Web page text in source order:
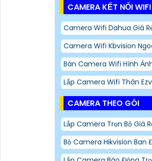
CAMERA KẾT NỐI WIFI
Camera Wifi Dahua Giá
Camera Wifi Kbvision
Bán Camera Wifi Hình
Lắp Camera Wifi Thân
CAMERA THEO GÓI
Lắp Camera Trọn Bộ Giá
Bộ Camera Hikvision Ban